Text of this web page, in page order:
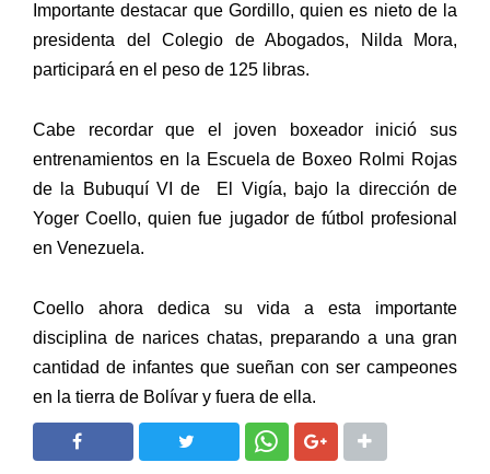
Importante destacar que Gordillo, quien es nieto de la
presidenta del Colegio de Abogados, Nilda Mora,
participará en el peso de 125 libras.
Cabe recordar que el joven boxeador inició sus
entrenamientos en la Escuela de Boxeo Rolmi Rojas
de la Bubuquí VI de El Vigía, bajo la dirección de
Yoger Coello, quien fue jugador de fútbol profesional
en Venezuela.
Coello ahora dedica su vida a esta importante
disciplina de narices chatas, preparando a una gran
cantidad de infantes que sueñan con ser campeones
en la tierra de Bolívar y fuera de ella.